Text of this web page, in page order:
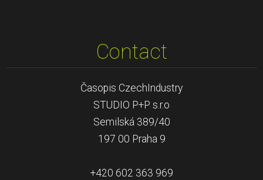
Contact
Časopis CzechIndustry
STUDIO P+P s.r.o
Semilská 389/40
197 00 Praha 9
+420 602 363 969